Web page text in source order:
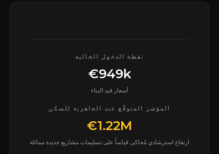
نقطة الدخول الحالية
€949k
أسعار قيد البناء
المؤشر المتوقّع عند الجاهزية للسكن
€1.22M
ارتفاع استرشادي مُحاكى قياساً على تسليمات مشاريع جديدة مماثلة